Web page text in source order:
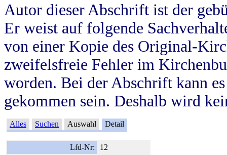
Autor dieser Abschrift ist der
Er weist auf folgende
von einer Kopie des Original-
zweifelsfreie Fehler im
worden. Bei der Abschrift kann
gekommen sein. Deshalb wird
Alles Suchen Auswahl Detail
Lfd-Nr:
12